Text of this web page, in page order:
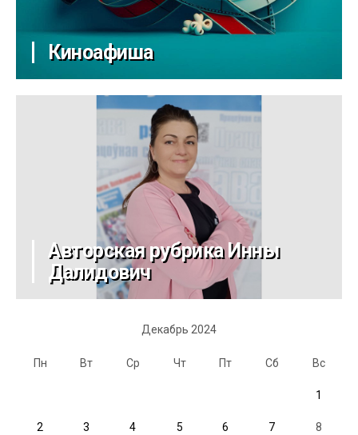
Киноафиша
Авторская рубрика Инны
Далидович
Декабрь 2024
Пн Вт Ср Чт Пт Сб Вс
1
2 3 4 5 6 7 8